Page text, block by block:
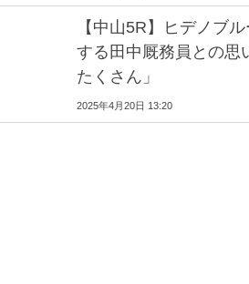
【中山5R】ヒデノブ
する田中厩務員との思
たくさん」
2025年4月20日 13:20